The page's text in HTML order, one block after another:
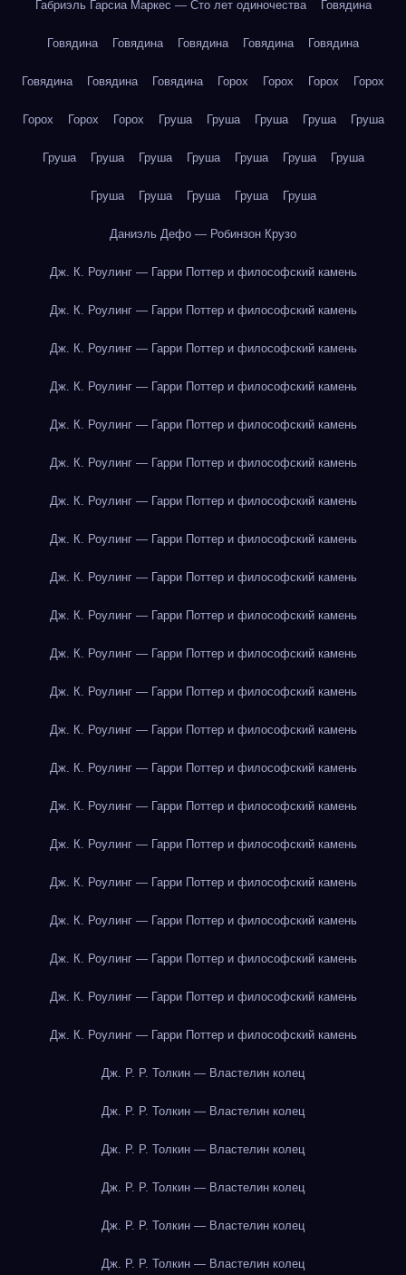
Габриэль Гарсиа Маркес — Сто лет одиночества Говядина
Говядина Говядина Говядина Говядина Говядина
Говядина Говядина Говядина Горох Горох Горох Горох
Горох Горох Горох Груша Груша Груша Груша Груша
Груша Груша Груша Груша Груша Груша Груша
Груша Груша Груша Груша Груша
Даниэль Дефо — Робинзон Крузо
Дж. К. Роулинг — Гарри Поттер и философский камень
Дж. К. Роулинг — Гарри Поттер и философский камень
Дж. К. Роулинг — Гарри Поттер и философский камень
Дж. К. Роулинг — Гарри Поттер и философский камень
Дж. К. Роулинг — Гарри Поттер и философский камень
Дж. К. Роулинг — Гарри Поттер и философский камень
Дж. К. Роулинг — Гарри Поттер и философский камень
Дж. К. Роулинг — Гарри Поттер и философский камень
Дж. К. Роулинг — Гарри Поттер и философский камень
Дж. К. Роулинг — Гарри Поттер и философский камень
Дж. К. Роулинг — Гарри Поттер и философский камень
Дж. К. Роулинг — Гарри Поттер и философский камень
Дж. К. Роулинг — Гарри Поттер и философский камень
Дж. К. Роулинг — Гарри Поттер и философский камень
Дж. К. Роулинг — Гарри Поттер и философский камень
Дж. К. Роулинг — Гарри Поттер и философский камень
Дж. К. Роулинг — Гарри Поттер и философский камень
Дж. К. Роулинг — Гарри Поттер и философский камень
Дж. К. Роулинг — Гарри Поттер и философский камень
Дж. К. Роулинг — Гарри Поттер и философский камень
Дж. К. Роулинг — Гарри Поттер и философский камень
Дж. Р. Р. Толкин — Властелин колец
Дж. Р. Р. Толкин — Властелин колец
Дж. Р. Р. Толкин — Властелин колец
Дж. Р. Р. Толкин — Властелин колец
Дж. Р. Р. Толкин — Властелин колец
Дж. Р. Р. Толкин — Властелин колец